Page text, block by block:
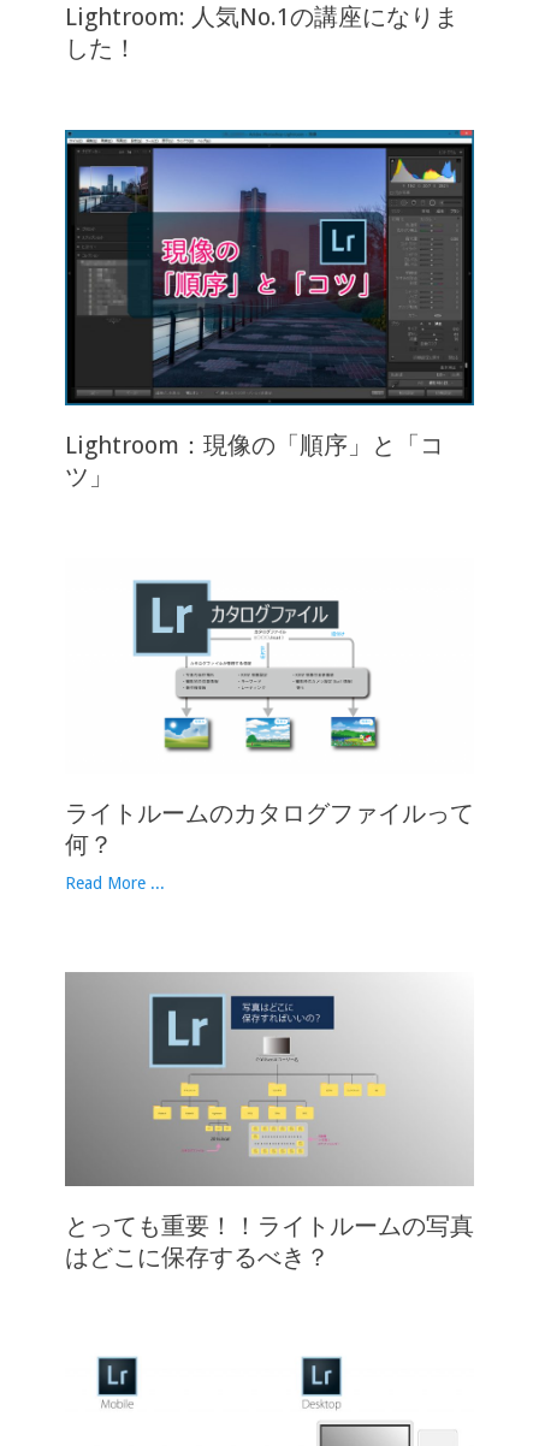
Lightroom: 人気No.1の講座になりま
した！
Lightroom：現像の「順序」と「コ
ツ」
ライトルームのカタログファイルって
何？
Read More ...
とっても重要！！ライトルームの写真
はどこに保存するべき？